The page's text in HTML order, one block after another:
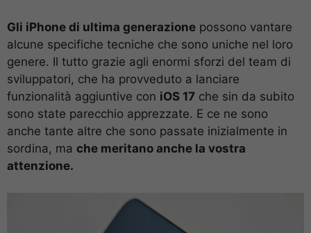
Gli iPhone di ultima generazione possono vantare
alcune specifiche tecniche che sono uniche nel loro
genere. Il tutto grazie agli enormi sforzi del team di
sviluppatori, che ha provveduto a lanciare
funzionalità aggiuntive con iOS 17 che sin da subito
sono state parecchio apprezzate. E ce ne sono
anche tante altre che sono passate inizialmente in
sordina, ma che meritano anche la vostra
attenzione.